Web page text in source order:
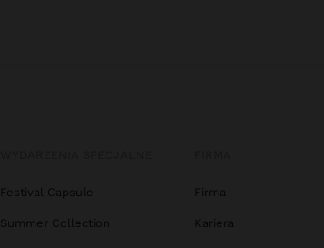
Festival Capsule
Summer Collection
Firma
Kariera